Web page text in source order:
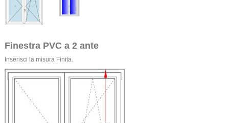
Finestra PVC a 2 ante
Inserisci la misura Finita.